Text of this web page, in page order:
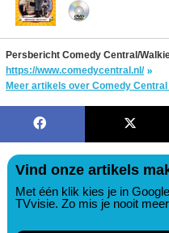
Persbericht Comedy Central/
https://www.comedycentral.nl/
Meer artikels over Comedy Central
Vind onze artikels
Met één klik kies je in
TVvisie. Zo mis je nooit